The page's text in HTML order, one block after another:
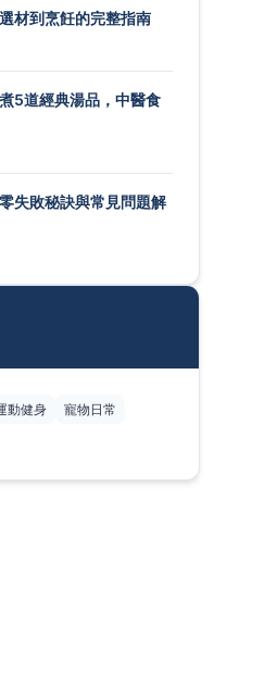
材到烹飪的完整指南
5道經典湯品，中醫食
失敗秘訣與常見問題解
動健身
寵物日常